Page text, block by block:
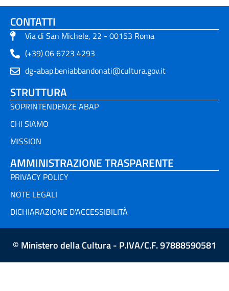
CONTATTI
Via di San Michele, 22 - 00153 Roma
(+39) 06 6723 4293
dg-abap.beniabbandonati@cultura.gov.it
STRUTTURA
SOPRINTENDENZE ABAP
CHI SIAMO
MISSION
AMMINISTRAZIONE TRASPARENTE
PRIVACY POLICY
NOTE LEGALI
DICHIARAZIONE D'ACCESSIBILITÀ
© Ministero della Cultura - P.IVA/C.F. 97888590581